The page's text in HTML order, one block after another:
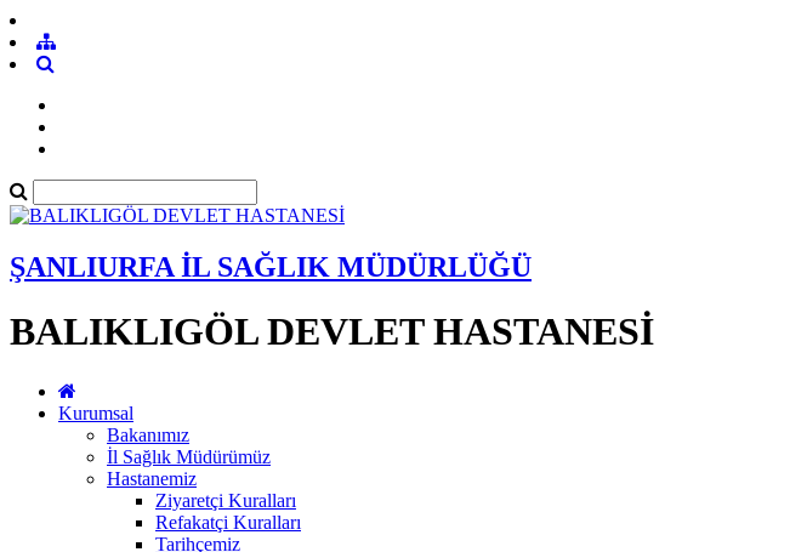
ŞANLIURFA İL SAĞLIK MÜDÜRLÜĞÜ
BALIKLIGÖL DEVLET HASTANESİ
Kurumsal
Bakanımız
İl Sağlık Müdürümüz
Hastanemiz
Ziyaretçi Kuralları
Refakatçi Kuralları
Tarihçemiz